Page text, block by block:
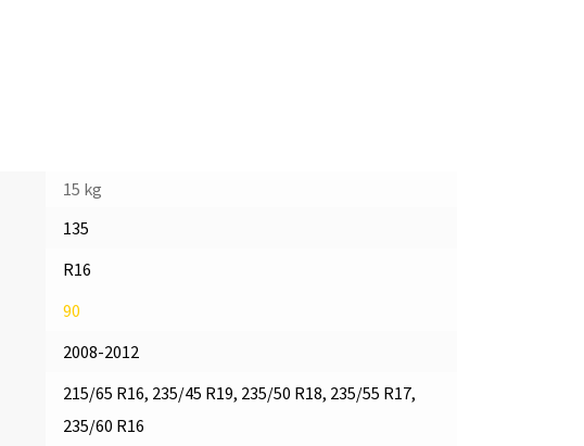
15 kg
135
R16
90
2008-2012
215/65 R16, 235/45 R19, 235/50 R18, 235/55 R17,
235/60 R16